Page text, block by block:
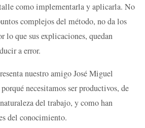
como implementarla y aplicarla. No
complejos del método, no da los
lo que sus explicaciones, quedan
a error.
nuestro amigo José Miguel
necesitamos ser productivos, de
del trabajo, y como han
del conocimiento.